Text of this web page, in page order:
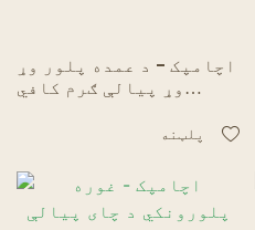
اچامپک - د عمده پلور وړ
وړ پیالې ګرم کافي
اعلاناتو پیالې واحد
پلټنه